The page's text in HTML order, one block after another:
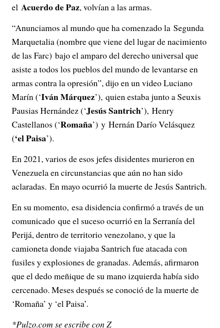
el Acuerdo de Paz, volvían a las armas.
“Anunciamos al mundo que ha comenzado la Segunda
Marquetalia (nombre que viene del lugar de nacimiento
de las Farc) bajo el amparo del derecho universal que
asiste a todos los pueblos del mundo de levantarse en
armas contra la opresión”, dijo en un video Luciano
Marín (‘Iván Márquez’), quien estaba junto a Seuxis
Pausias Hernández (‘Jesús Santrich’), Henry
Castellanos (‘Romaña’) y Hernán Darío Velásquez
(‘el Paisa’).
En 2021, varios de esos jefes disidentes murieron en
Venezuela en circunstancias que aún no han sido
aclaradas. En mayo ocurrió la muerte de Jesús Santrich.
En su momento, esa disidencia confirmó a través de un
comunicado que el suceso ocurrió en la Serranía del
Perijá, dentro de territorio venezolano, y que la
camioneta donde viajaba Santrich fue atacada con
fusiles y explosiones de granadas. Además, afirmaron
que el dedo meñique de su mano izquierda había sido
cercenado. Meses después se conoció de la muerte de
‘Romaña’ y ‘el Paisa’.
*Pulzo.com se escribe con Z